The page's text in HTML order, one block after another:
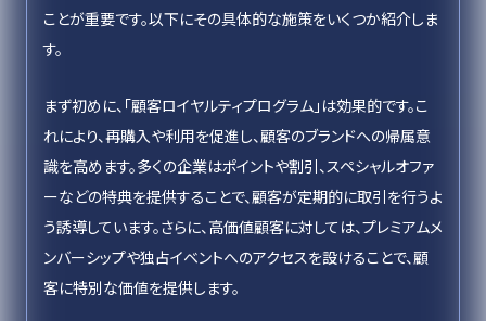
ことが重要です。以下にその具体的な施策をいくつか紹介しま
す。
まず初めに、「顧客ロイヤルティプログラム」は効果的です。こ
れにより、再購入や利用を促進し、顧客のブランドへの帰属意
識を高めます。多くの企業はポイントや割引、スペシャルオファ
ーなどの特典を提供することで、顧客が定期的に取引を行うよ
う誘導しています。さらに、高価値顧客に対しては、プレミアムメ
ンバーシップや独占イベントへのアクセスを設けることで、顧
客に特別な価値を提供します。